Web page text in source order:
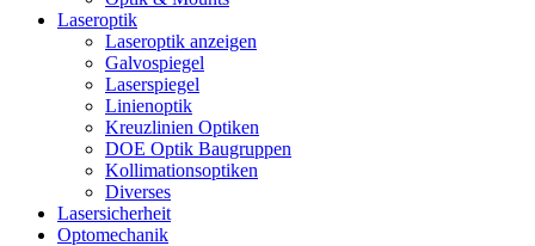
Laseroptik
Laseroptik anzeigen
Galvospiegel
Laserspiegel
Linienoptik
Kreuzlinien Optiken
DOE Optik Baugruppen
Kollimationsoptiken
Diverses
Lasersicherheit
Optomechanik